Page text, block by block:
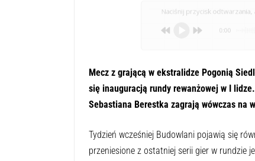
Naciśnij przycisk odtwarzania,
0:00
Mecz z grającą w ekstralidze Pogonią
się inauguracją rundy rewanżowej w I
Sebastiana Berestka zagrają wówczas na
Tydzień wcześniej Budowlani pojawią się
przeniesione z ostatniej serii gier w rundzie